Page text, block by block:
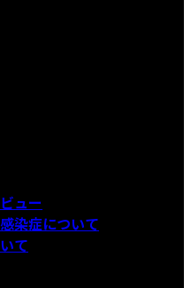
ュー
染症について
て